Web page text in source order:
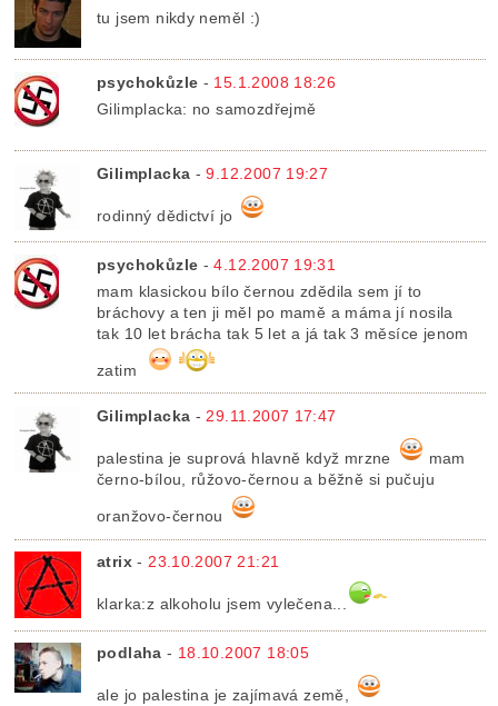
tu jsem nikdy neměl :)
psychokůzle - 15.1.2008 18:26
Gilimplacka: no samozdřejmě
Gilimplacka -9.12.2007 19:27
rodinný dědictví jo
psychokůzle -4.12.2007 19:31
mam klasickou bílo černou zdědila sem jí to
bráchovy a ten ji měl po mamě a máma jí nosila
tak 10 let brácha tak 5 let a já tak 3 měsíce jenom
zatim
Gilimplacka - 29.11.2007 17:47
palestina je suprová hlavně když mrzne
mam
černo-bílou, růžovo-černou a běžně si pučuju
oranžovo-černou
atrix - 23.10.2007 21:21
klarka:z alkoholu jsem vylečena...
podlaha - 18.10.2007 18:05
ale jo palestina je zajímavá země,